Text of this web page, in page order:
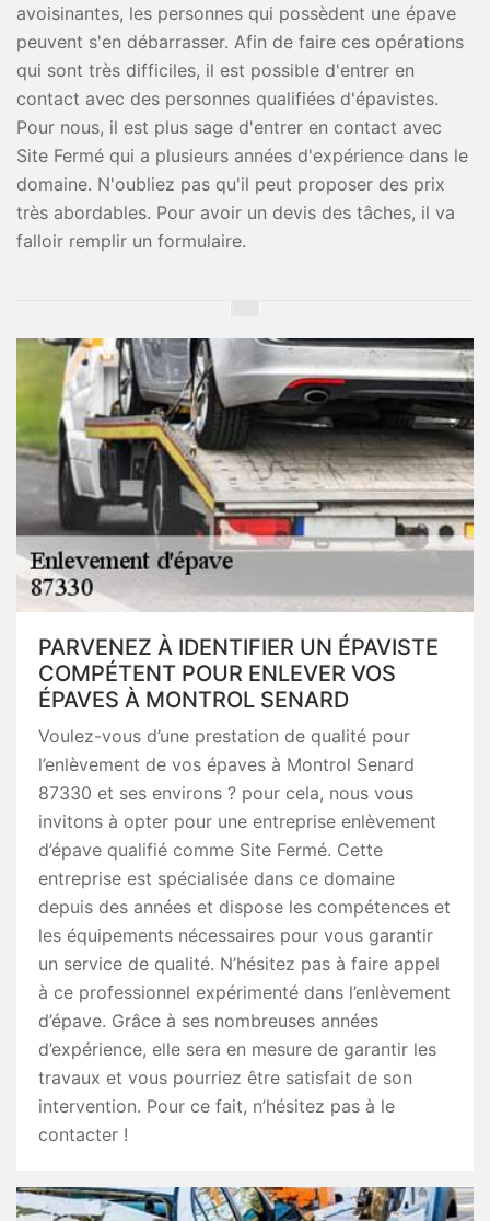
avoisinantes, les personnes qui possèdent une épave
peuvent s'en débarrasser. Afin de faire ces opérations
qui sont très difficiles, il est possible d'entrer en
contact avec des personnes qualifiées d'épavistes.
Pour nous, il est plus sage d'entrer en contact avec
Site Fermé qui a plusieurs années d'expérience dans le
domaine. N'oubliez pas qu'il peut proposer des prix
très abordables. Pour avoir un devis des tâches, il va
falloir remplir un formulaire.
PARVENEZ À IDENTIFIER UN ÉPAVISTE
COMPÉTENT POUR ENLEVER VOS
ÉPAVES À MONTROL SENARD
Voulez-vous d’une prestation de qualité pour
l’enlèvement de vos épaves à Montrol Senard
87330 et ses environs ? pour cela, nous vous
invitons à opter pour une entreprise enlèvement
d’épave qualifié comme Site Fermé. Cette
entreprise est spécialisée dans ce domaine
depuis des années et dispose les compétences et
les équipements nécessaires pour vous garantir
un service de qualité. N’hésitez pas à faire appel
à ce professionnel expérimenté dans l’enlèvement
d’épave. Grâce à ses nombreuses années
d’expérience, elle sera en mesure de garantir les
travaux et vous pourriez être satisfait de son
intervention. Pour ce fait, n’hésitez pas à le
contacter !